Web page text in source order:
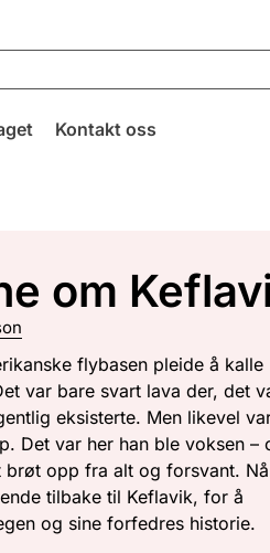
Kontakt oss
om
flybasen pleide å kalle
var bare svart lava der, det
eksisterte. Men likevel
Det var her han ble voksen –
brøt opp fra alt og forsvant.
tilbake til Keflavik, for å
og sine forfedres historie.